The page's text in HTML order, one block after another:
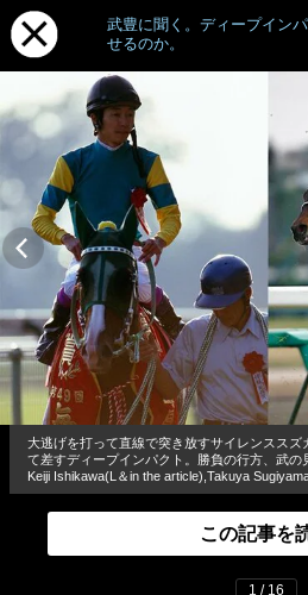
武豊に聞く。ディープイン
せるのか。
大逃げを打って直線で突き放すサイレンススズ
て差すディープインパクト。勝負の行方、武の
Keiji Ishikawa(L＆in the article),Takuya
この記事を
1 / 16